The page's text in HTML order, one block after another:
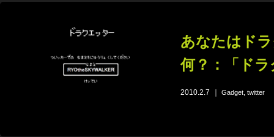
あなたはド
何？：「ド
2010.2.7 Gadget, twitter